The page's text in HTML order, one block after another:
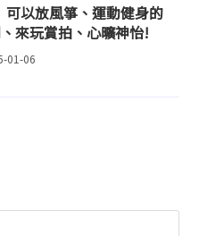
以放風箏、運動健身的
來玩賞拍、心曠神怡!
01-06